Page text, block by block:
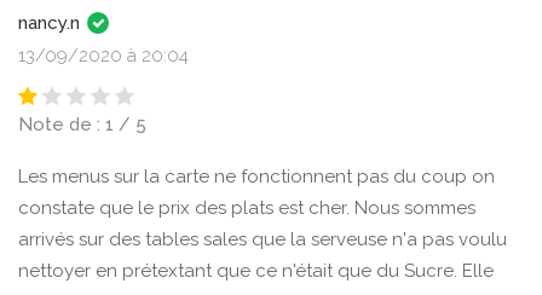
nancy.n
13/09/2020 à 20:04
Note de : 1 / 5
Les menus sur la carte ne fonctionnent pas du coup on
constate que le prix des plats est cher. Nous sommes
arrivés sur des tables sales que la serveuse n'a pas voulu
nettoyer en prétextant que ce n'était que du Sucre. Elle